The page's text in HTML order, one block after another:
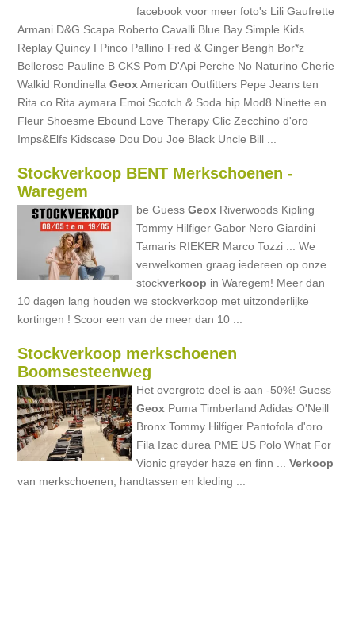
facebook voor meer foto's Lili Gaufrette
Armani D&G Scapa Roberto Cavalli Blue Bay Simple Kids
Replay Quincy I Pinco Pallino Fred & Ginger Bengh Bor*z
Bellerose Pauline B CKS Pom D'Api Perche No Naturino Cherie
Walkid RondinellaGeoxAmerican Outfitters Pepe Jeans ten
Rita co Rita aymara Emoi Scotch & Soda hip Mod8 Ninette en
Fleur Shoesme Ebound Love Therapy Clic Zecchino d'oro
Imps&Elfs Kidscase Dou Dou Joe Black Uncle Bill ...
Stockverkoop BENT Merkschoenen -
Waregem
be GuessGeox Riverwoods Kipling
Tommy Hilfiger Gabor Nero Giardini
Tamaris RIEKER Marco Tozzi ... We
verwelkomen graag iedereen op onze
stockverkoop in Waregem! Meer dan
10 dagen lang houden we stockverkoop met uitzonderlijke
kortingen ! Scoor een van de meer dan 10 ...
Stockverkoop merkschoenen
Boomsesteenweg
Het overgrote deel is aan -50%! Guess
Geox Puma Timberland Adidas O'Neill
Bronx Tommy Hilfiger Pantofola d'oro
Fila Izac durea PME US Polo What For
Vionic greyder haze en finn ...Verkoop
van merkschoenen, handtassen en kleding ...